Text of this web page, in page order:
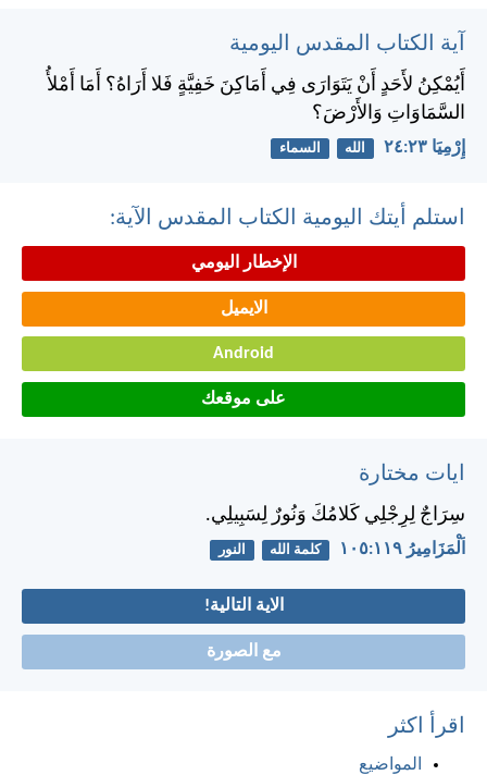
آية الكتاب المقدس اليومية
أَيُمْكِنُ لأَحَدٍ أَنْ يَتَوَارَى فِي أَمَاكِنَ خَفِيَّةٍ فَلا أَرَاهُ؟ أَمَا أَمْلأُ
السَّمَاوَاتِ وَالأَرْضَ؟
إِرْمِيَا ٢٣:‏٢٤ الله السماء
استلم أيتك اليومية الكتاب المقدس الآية:
الإخطار اليومي
الايميل
Android
على موقعك
ايات مختارة
سِرَاجٌ لِرِجْلِي كَلامُكَ وَنُورٌ لِسَبِيلِي.
اَلْمَزَامِيرُ ١١٩:‏١٠٥ كلمة الله النور
الاية التالية!
مع الصورة
اقرأ اكثر
المواضيع